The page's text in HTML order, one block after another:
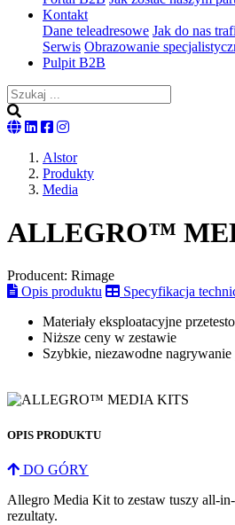
Kontakt
Dane teleadresowe Jak do nas
Serwis Obrazowanie
Pulpit B2B
English
Nasza
na
LinkedIn
Nasza
na
Facebooku
Nasz
Alstor
Produkty
Media
ALLEGRO™
Producent: Rimage
Opis produktu
Specyfikacja
Materiały eksploatacyjne
Niższe ceny w zestawie
Szybkie, niezawodne nagrywanie
OPIS PRODUKTU
DO GÓRY
Allegro Media Kit to zestaw tuszy all-
rezultaty.